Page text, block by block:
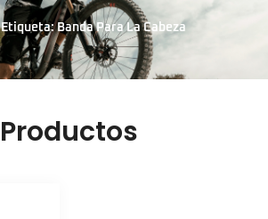
Etiqueta: Banda Para La Cabeza
Productos